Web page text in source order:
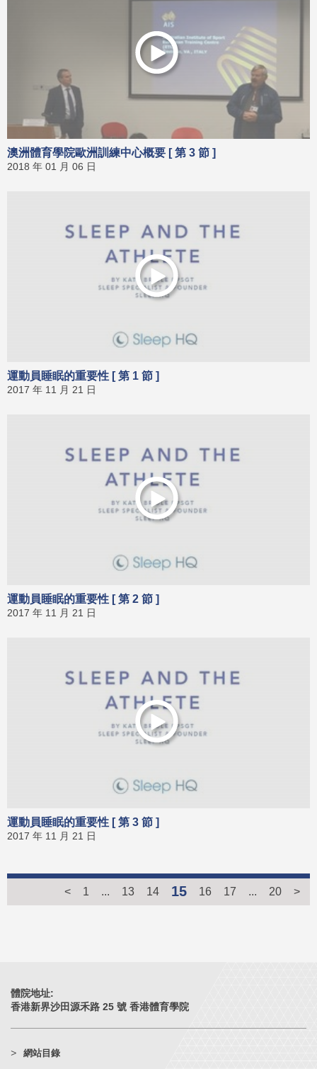
澳洲體育學院歐洲訓練中心概要 [ 第 3 節 ]
2018 年 01 月 06 日
運動員睡眠的重要性 [ 第 1 節 ]
2017 年 11 月 21 日
運動員睡眠的重要性 [ 第 2 節 ]
2017 年 11 月 21 日
運動員睡眠的重要性 [ 第 3 節 ]
2017 年 11 月 21 日
< 1 ... 13 14 15 16 17 ... 20 >
體院地址:
香港新界沙田源禾路 25 號 香港體育學院
網站目錄